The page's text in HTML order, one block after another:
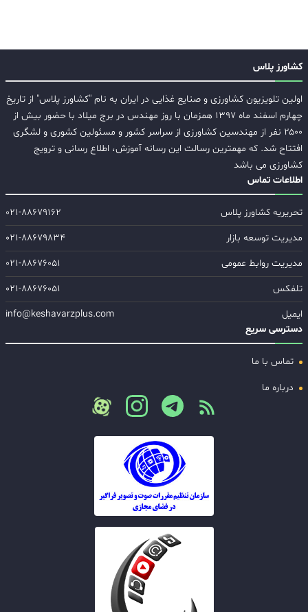
کشاورز پلاس
اولین تلویزیون کشاورزی و صنایع غذایی در ایران به نام "کشاورز پلاس" از تاریخ
چهارم اسفند ماه ۱۳۹۷ همزمان با روز مهندس در برج میلاد با حضور بیش از
۲۵۰۰ نفر از مهندسین کشاورزی از سراسر کشور و مسئولین کشوری و لشگری
افتتاح شد. که مهمترین رسالت این رسانه آموزش، اطلاع رسانی و ترویج
کشاورزی می باشد
اطلاعات تماس
تحریریه کشاورز پلاس
۰۲۱-۸۸۶۷۹۱۶۲
مدیریت توسعه بازار
۰۲۱-۸۸۶۷۹۸۳۴
مدیریت روابط عمومی
۰۲۱-۸۸۶۷۶۰۵۱
تلفکس
۰۲۱-۸۸۶۷۶۰۵۱
ایمیل
info@keshavarzplus.com
دسترسی سریع
تماس با ما
درباره ما